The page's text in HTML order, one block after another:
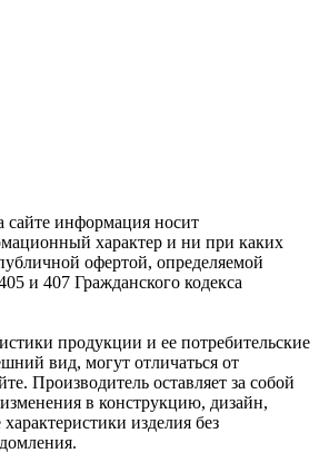
сайте информация носит
характер и ни при каких
офертой, определяемой
и 407 Гражданского кодекса
продукции и ее потребительские
вид, могут отличаться от
Производитель оставляет за собой
в конструкцию, дизайн,
изделия без